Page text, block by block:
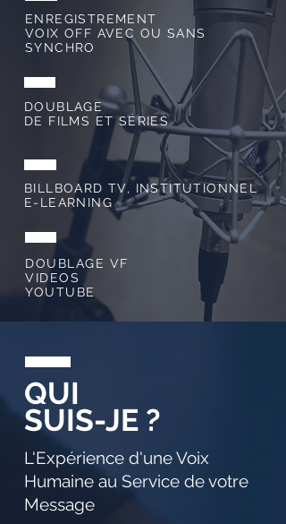
ENREGISTREMENT
VOIX OFF AVEC OU SANS
SYNCHRO
DOUBLAGE
DE FILMS ET SÉRIES
BILLBOARD TV, INSTITUTIONNEL
E-LEARNING
DOUBLAGE VF
VIDEOS
YOUTUBE
QUI
SUIS-JE ?
L'Expérience d'une Voix
Humaine au Service de votre
Message